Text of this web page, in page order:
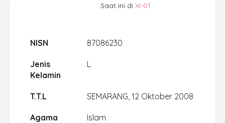
Saat ini diXI-01
NISN 87086230
Jenis
Kelamin
L
T.T.L SEMARANG, 12 Oktober 2008
Agama Islam